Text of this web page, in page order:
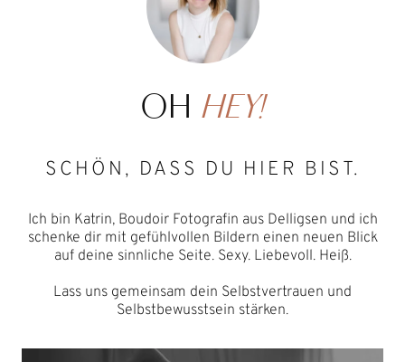
OH HEY!
SCHÖN, DASS DU HIER BIST.
Ich bin Katrin, Boudoir Fotografin aus Delligsen und ich
schenke dir mit gefühlvollen Bildern einen neuen Blick
auf deine sinnliche Seite. Sexy. Liebevoll. Heiß.
Lass uns gemeinsam dein Selbstvertrauen und
Selbstbewusstsein stärken.